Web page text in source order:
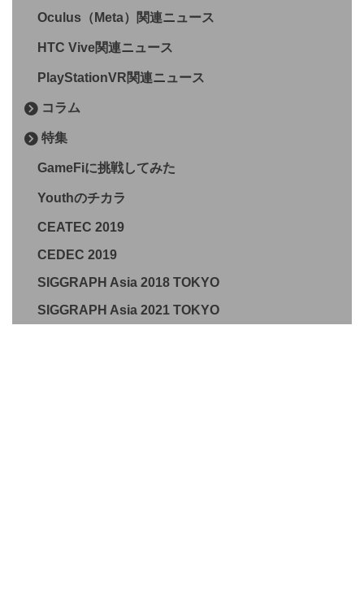
Oculus（Meta）関連ニュース
HTC Vive関連ニュース
PlayStationVR関連ニュース
コラム
特集
GameFiに挑戦してみた
Youthのチカラ
CEATEC 2019
CEDEC 2019
SIGGRAPH Asia 2018 TOKYO
SIGGRAPH Asia 2021 TOKYO